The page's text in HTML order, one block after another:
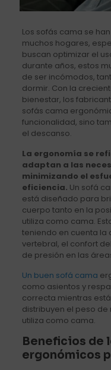
Los sofás cama se
muchos hogares,
buscan optimizar el
durante años, estos
de ser incómodos,
dormir. Con la
bienestar, los
sofás cama
funcionalidad, sino
el descanso.
La ergonomía se
adaptan a las
minimizando el
eficiencia. Un sofá
está diseñado para
cuerpo tanto en la
utiliza como cama.
teniendo en cuenta la
vertebral, el confort
de presión en las
Un buen sofá cama
como asientos y
correcta mientras
distribuyen el peso
utiliza como cama.
Beneficios de
ergonómicos